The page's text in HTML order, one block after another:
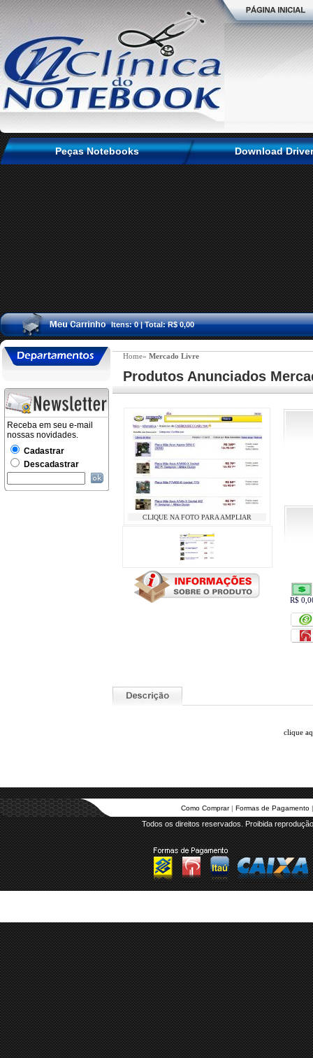
Peças Notebooks Download Driver
Itens: 0 | Total: R$ 0,00
Home» Mercado Livre
Produtos Anunciados
CLIQUE NA FOTO PARA AMPLIAR
R$
.
clique
Como Comprar | Formas de Pagamento
Todos os direitos reservados. Proibida